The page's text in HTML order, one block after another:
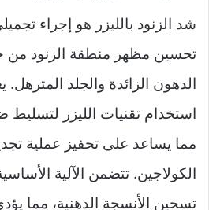
ل
X
شد الزنود بالليزر هو إجراء
تحسين مظهر منطقة الزنود من
الدهون الزائدة والجلد المترهل.
استخدام تقنيات الليزر
مما يساعد على تحفيز عملية تجديد
الكولاجين. تتضمن الآلية
تسخين الأنسجة الدهنية، مما